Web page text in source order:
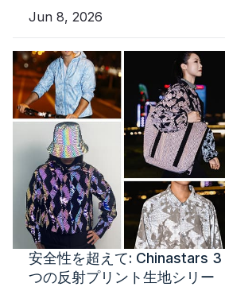
Jun 8, 2026
安全性を超えて: Chinastars 3
つの反射プリント生地シリー